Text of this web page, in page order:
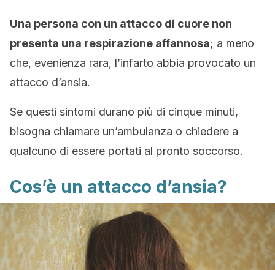
Una persona con un attacco di cuore non
presenta una respirazione affannosa; a meno
che, evenienza rara, l’infarto abbia provocato un
attacco d’ansia.
Se questi sintomi durano più di cinque minuti,
bisogna chiamare un’ambulanza o chiedere a
qualcuno di essere portati al pronto soccorso.
Cos’è un attacco d’ansia?